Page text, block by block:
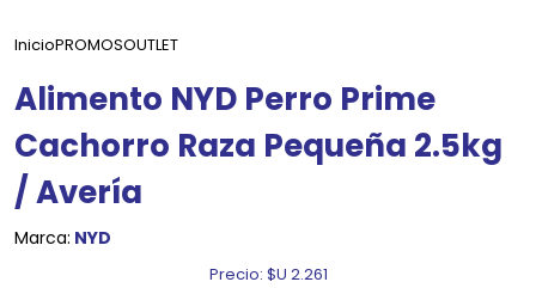
InicioPROMOSOUTLET
Alimento NYD Perro Prime
Cachorro Raza Pequeña 2.5kg
/ Avería
Marca: NYD
Precio: $U 2.261